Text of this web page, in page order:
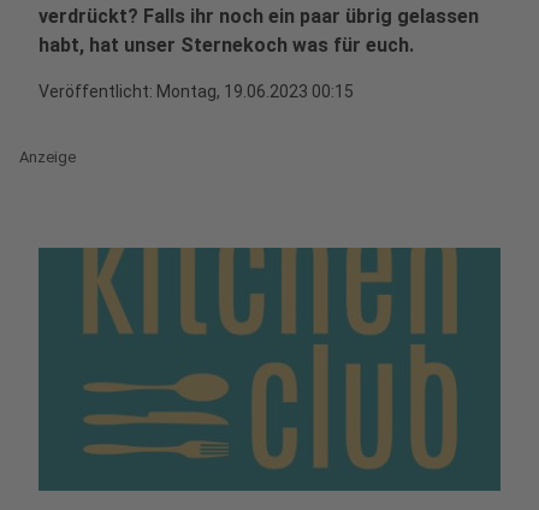
verdrückt? Falls ihr noch ein paar übrig gelassen
habt, hat unser Sternekoch was für euch.
Veröffentlicht: Montag, 19.06.2023 00:15
Anzeige